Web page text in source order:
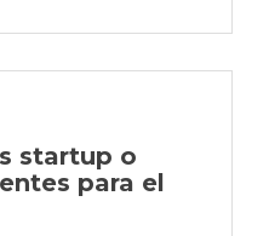
y
startup o
para el